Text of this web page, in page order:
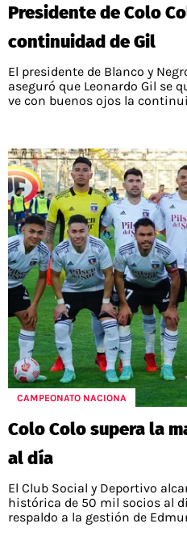
Presidente de Colo
continuidad de Gil
El presidente de Blanco y
aseguró que Leonardo Gil se
ve con buenos ojos la
CAMPEONATO NACIONA
Colo Colo supera la
al día
El Club Social y Deportivo
histórica de 50 mil socios al
respaldo a la gestión de